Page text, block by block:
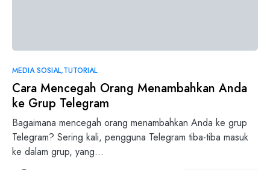
MEDIA SOSIAL TUTORIAL
Cara Mencegah Orang Menambahkan Anda
ke Grup Telegram
Bagaimana mencegah orang menambahkan Anda ke grup
Telegram? Sering kali, pengguna Telegram tiba-tiba masuk
ke dalam grup, yang…